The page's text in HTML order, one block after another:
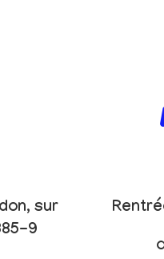
sur
9